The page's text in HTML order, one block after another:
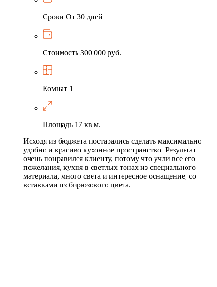
Сроки От 30 дней
Стоимость 300 000 руб.
Комнат 1
Площадь 17 кв.м.
Исходя из бюджета постарались сделать максимально
удобно и красиво кухонное пространство. Результат
очень понравился клиенту, потому что учли все его
пожелания, кухня в светлых тонах из специального
материала, много света и интересное оснащение, со
вставками из бирюзового цвета.